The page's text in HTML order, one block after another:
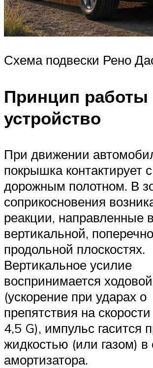
Схема подвески Рено
Принцип работы
устройство
При движении
покрышка контактирует с
дорожным полотном. В
соприкосновения
реакции, направленные в
вертикальной,
продольной плоскостях.
Вертикальное усилие
воспринимается
(ускорение при ударах о
препятствия на скорости
4,5 G), импульс гасится
жидкостью (или газом) в
амортизатора.